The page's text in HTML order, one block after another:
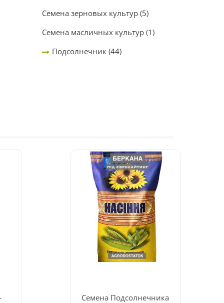
Семена зерновых культур (5)
Семена масличных культур (1)
Подсолнечник (44)
Семена Подсолнечника